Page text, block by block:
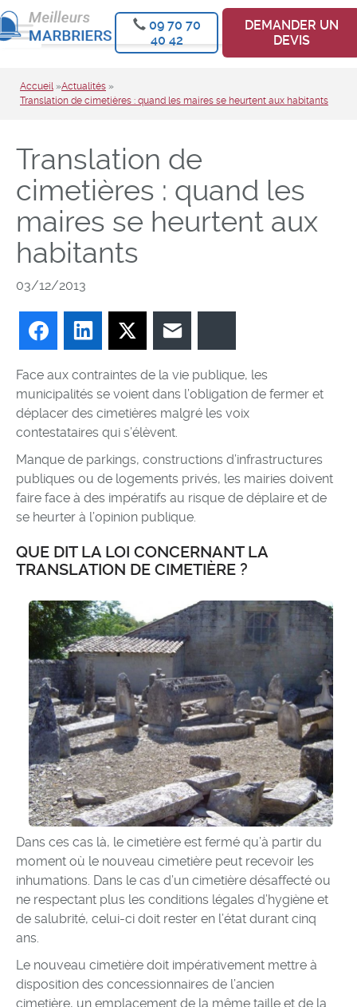
09 70 70
40 42
DEMANDER UN
DEVIS
Accueil»Actualités »
Translation de cimetières : quand les maires se heurtent aux habitants
Translation de
cimetières : quand les
maires se heurtent aux
habitants
03/12/2013
FacebookLinkedIn Twitter
Face aux contraintes de la vie publique, les
municipalités se voient dans l’obligation de fermer et
déplacer des cimetières malgré les voix
contestataires qui s’élèvent.
Manque de parkings, constructions d’infrastructures
publiques ou de logements privés, les mairies doivent
faire face à des impératifs au risque de déplaire et de
se heurter à l’opinion publique.
QUE DIT LA LOI CONCERNANT LA
TRANSLATION DE CIMETIÈRE ?
Dans ces cas là, le cimetière est fermé qu’à partir du
moment où le nouveau cimetière peut recevoir les
inhumations. Dans le cas d’un cimetière désaffecté ou
ne respectant plus les conditions légales d’hygiène et
de salubrité, celui-ci doit rester en l’état durant cinq
ans.
Le nouveau cimetière doit impérativement mettre à
disposition des concessionnaires de l’ancien
cimetière, un emplacement de la même taille et de la